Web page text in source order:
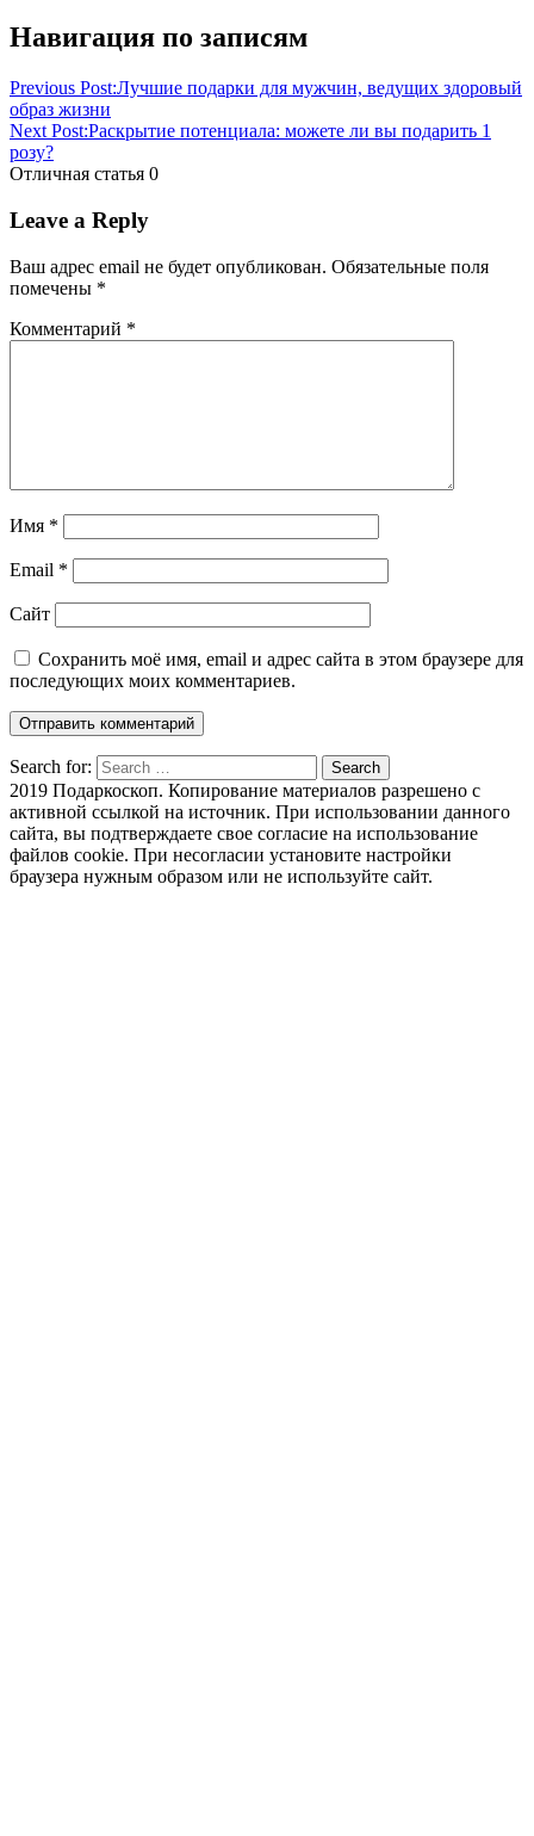
Навигация по записям
Previous Post:Лучшие подарки для мужчин, ведущих здоровый
образ жизни
Next Post:Раскрытие потенциала: можете ли вы подарить 1
розу?
Отличная статья 0
Leave a Reply
Ваш адрес email не будет опубликован. Обязательные поля
помечены *
Комментарий *
Имя *
Email *
Сайт
Сохранить моё имя, email и адрес сайта в этом браузере для
последующих моих комментариев.
Search for: Search
2019 Подаркоскоп. Копирование материалов разрешено с
активной ссылкой на источник. При использовании данного
сайта, вы подтверждаете свое согласие на использование
файлов cookie. При несогласии установите настройки
браузера нужным образом или не используйте сайт.